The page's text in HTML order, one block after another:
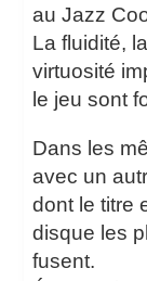
au Jazz
La fluidité,
virtuosité
le jeu sont
Dans les
avec un
dont le titre
disque les
fusent.